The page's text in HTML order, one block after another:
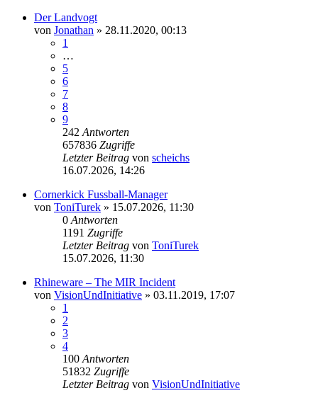
Der Landvogt
von Jonathan » 28.11.2020, 00:13
1
…
5
6
7
8
9
242 Antworten
657836 Zugriffe
Letzter Beitrag von scheichs
16.07.2026, 14:26
Cornerkick Fussball-Manager
von ToniTurek » 15.07.2026, 11:30
0 Antworten
1191 Zugriffe
Letzter Beitrag von ToniTurek
15.07.2026, 11:30
Rhineware – The MIR Incident
von VisionUndInitiative » 03.11.2019, 17:07
1
2
3
4
100 Antworten
51832 Zugriffe
Letzter Beitrag von VisionUndInitiative